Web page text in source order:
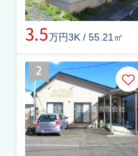
3.5万円3K / 55.21㎡